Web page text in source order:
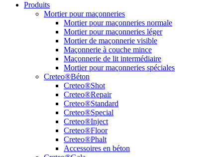
Produits
Mortier pour maçonneries
Mortier pour maçonneries normale
Mortier pour maçonneries léger
Mortier de maçonnerie visible
Maçonnerie à couche mince
Maçonnerie de lit intermédiaire
Mortier pour maçonneries spéciales
Creteo®Béton
Creteo®Shot
Creteo®Repair
Creteo®Standard
Creteo®Special
Creteo®Inject
Creteo®Floor
Creteo®Phalt
Accessoires en béton